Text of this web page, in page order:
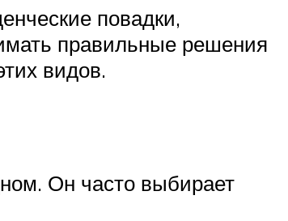
повадки,
правильные решения
видов.
Он часто выбирает